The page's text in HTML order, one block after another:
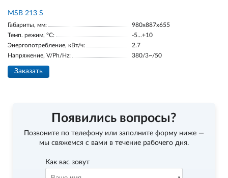
MSB 213 S
Габариты, мм:
980х887х655
Темп. режим, °С:
-5...+10
Энергопотребление, кВт/ч:
2.7
Напряжение, V/Ph/Hz:
380/3~/50
Заказать
Появились вопросы?
Позвоните по телефону или заполните форму ниже —
мы свяжемся с вами в течение рабочего дня.
Как вас зовут